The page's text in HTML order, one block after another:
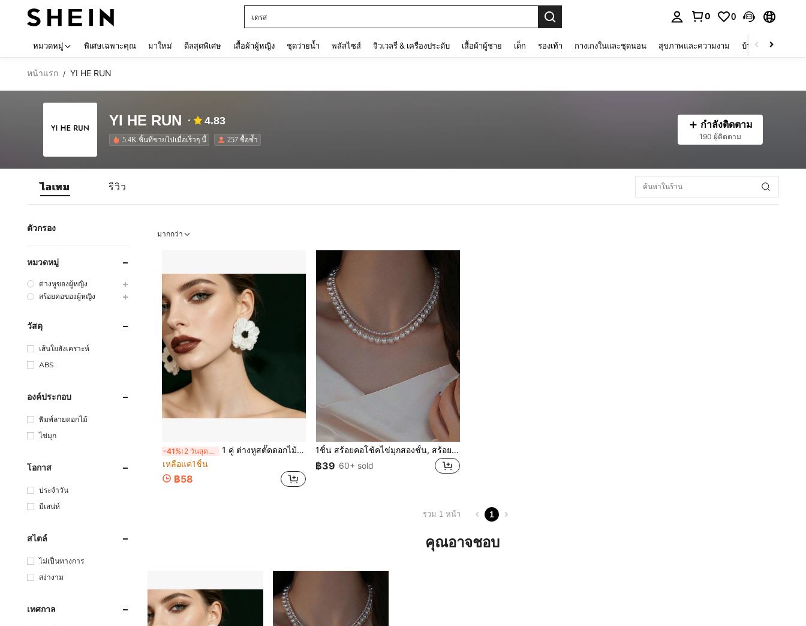
เดรส
0 0
หมวดหมู่ พิเศษเฉพาะคุณ มาใหม่ ดีลสุดพิเศษ เสื้อผ้าผู้หญิง ชุดว่ายน้ำ พลัสไซส์ จิวเวลรี่ & เครื่องประดับ เสื้อผ้าผู้ชาย เด็ก รองเท้า กางเกงในและชุดนอน สุขภาพและความงาม บ้านและที่อยู่อาศัย
หน้าแรก / YI HE RUN
YI HE RUN 4.83
5.4K ชิ้นที่ขายไปเมื่อเร็วๆ นี้ 257 ซื้อซ้ำ
กำลังติดตาม
190 ผู้ติดตาม
ไอเทม รีวิว
ตัวกรอง
หมวดหมู่
ต่างหูของผู้หญิง
สร้อยคอของผู้หญิง
วัสดุ
เส้นใยสังเคราะห์
ABS
องค์ประกอบ
พิมพ์ลายดอกไม้
ไข่มุก
โอกาส
ประจำวัน
มีเสน่ห์
สไตล์
ไม่เป็นทางการ
สง่างาม
เทศกาล
มากกว่า
-41% 2 วันสุดท้าย
1 คู่ ต่างหูสตั๊ดดอกไม้ผ้าเทียมแฟชั่นมินิมอล เหมาะสำหรับการเดินทางประจำวัน ลำลอง และการออกเดท
เหลือแค่1ชิ้น
฿58
1ชิ้น สร้อยคอโช้คไข่มุกสองชั้น, สร้อยคอไข่มุกเทียมสไตล์ฝรั่งเศสที่สง่างามสำหรับผู้หญิง, สร้อยคอน้ำหนักเบาหรูหราเหมาะสำหรับWork, Outdoor, Date Occasions
฿39 60+ sold
รวม 1 หน้า 1
คุณอาจชอบ